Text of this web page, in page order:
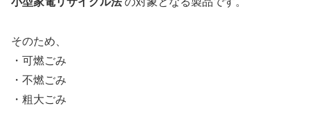
そのため、
・可燃ごみ
・不燃ごみ
・粗大ごみ